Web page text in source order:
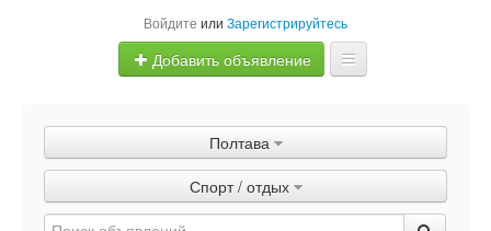
Войдите или Зарегистрируйтесь
Добавить объявление
Объявления
Быстрая продажа
Полтава
Спорт / отдых